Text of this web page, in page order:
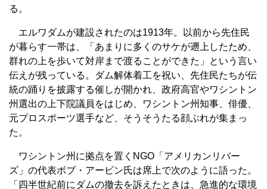
る。
エルワダムが建設されたのは1913年。以前から先住民
が暮らす一帯は、「あまりに多くのサケが遡上したため、
群れの上を歩いて対岸まで渡ることができた」という言い
伝えが残っている。ダム解体着工を祝い、先住民たちが伝
統の踊りを披露する催しが開かれ、政府高官やワシントン
州選出の上下院議員をはじめ、ワシントン州知事、俳優、
元プロスポーツ選手など、そうそうたる顔ぶれが集まっ
た。
ワシントン州に拠点を置くNGO「アメリカンリバー
ズ」の代表ボブ・アービン氏は席上で次のように語った。
「四半世紀前にダムの撤去を訴えたときは、急進的な環境